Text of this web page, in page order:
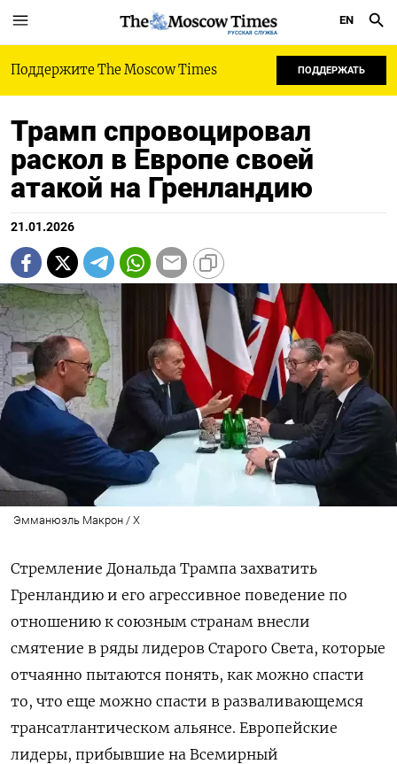
РУССКАЯ СЛУЖБА
EN
Поддержите The Moscow Times ПОДДЕРЖАТЬ
Трамп спровоцировал
раскол в Европе своей
атакой на Гренландию
21.01.2026
Эмманюэль Макрон / X
Стремление Дональда Трампа захватить
Гренландию и его агрессивное поведение по
отношению к союзным странам внесли
смятение в ряды лидеров Старого Света, которые
отчаянно пытаются понять, как можно спасти
то, что еще можно спасти в разваливающемся
трансатлантическом альянсе. Европейские
лидеры, прибывшие на Всемирный